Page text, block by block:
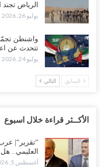
الرياض تجند
يوليو 26, 2026
واشنطن
تتحدث عن
يوليو 24, 2026
السابق التالي
الأكــثر قراءة خلال اسبوع
“تقرير“|
العليمي..
أغسطس 5, 2026